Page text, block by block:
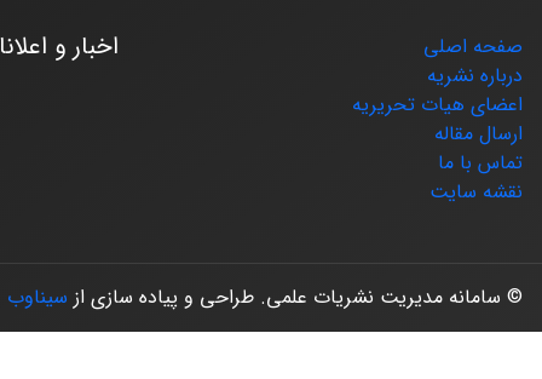
صفحه اصلی
درباره نشریه
اعضای هیات تحریریه
ارسال مقاله
تماس با ما
نقشه سایت
اخبار و
© سامانه مدیریت نشریات علمی. طراحی و پیاده سازی از سیناوب